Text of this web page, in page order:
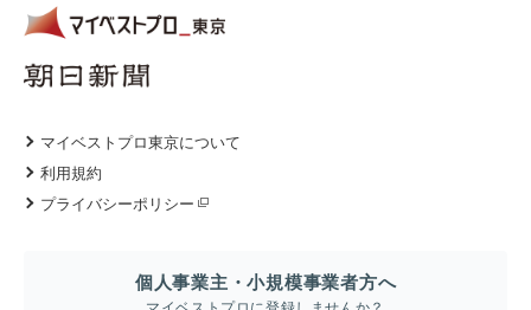
マイベストプロ東京について
利用規約
プライバシーポリシー
個人事業主・小規模事業者方へ